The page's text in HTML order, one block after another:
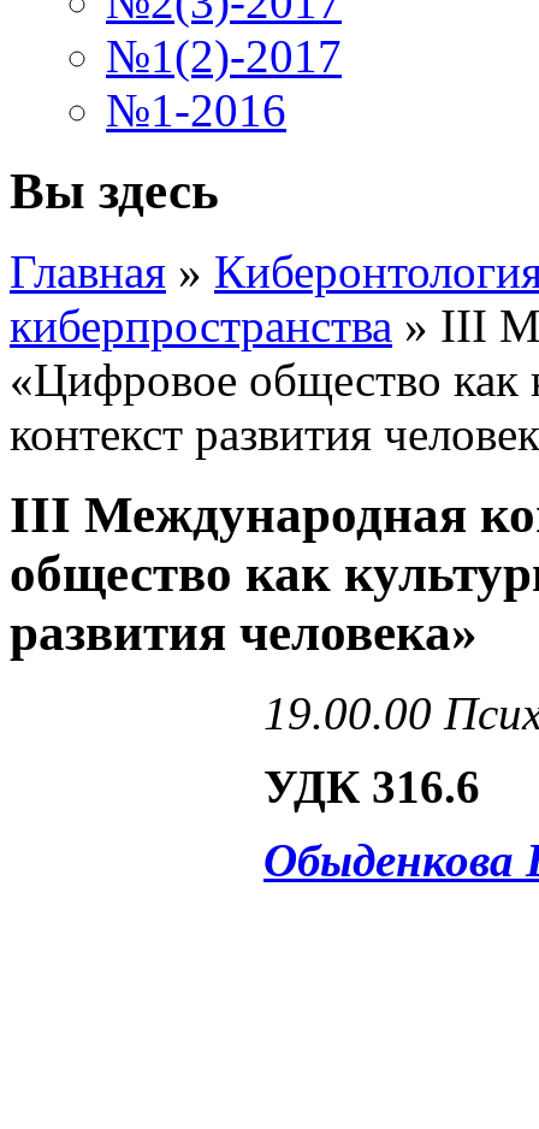
№1(2)-2017
№1-2016
Вы здесь
Главная »
киберпространства » III
«Цифровое общество как
контекст развития
III Международная
общество как
развития человека»
19.00.00
УДК 316.6
Обыденкова